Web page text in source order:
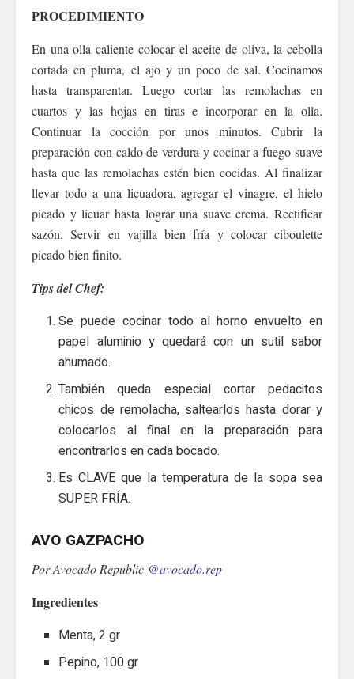
PROCEDIMIENTO
En una olla caliente colocar el aceite de oliva, la cebolla
cortada en pluma, el ajo y un poco de sal. Cocinamos
hasta transparentar. Luego cortar las remolachas en
cuartos y las hojas en tiras e incorporar en la olla.
Continuar la cocción por unos minutos. Cubrir la
preparación con caldo de verdura y cocinar a fuego suave
hasta que las remolachas estén bien cocidas. Al finalizar
llevar todo a una licuadora, agregar el vinagre, el hielo
picado y licuar hasta lograr una suave crema. Rectificar
sazón. Servir en vajilla bien fría y colocar ciboulette
picado bien finito.
Tips del Chef:
Se puede cocinar todo al horno envuelto en
papel aluminio y quedará con un sutil sabor
ahumado.
También queda especial cortar pedacitos
chicos de remolacha, saltearlos hasta dorar y
colocarlos al final en la preparación para
encontrarlos en cada bocado.
Es CLAVE que la temperatura de la sopa sea
SUPER FRÍA.
AVO GAZPACHO
Por Avocado Republic @avocado.rep
Ingredientes
Menta, 2 gr
Pepino, 100 gr